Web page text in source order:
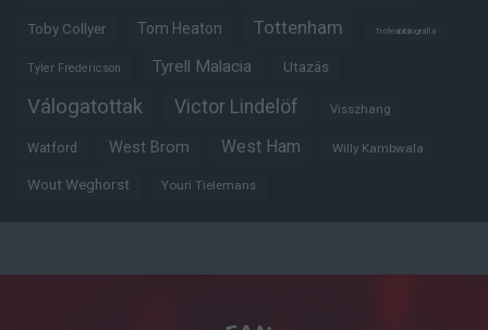
Toby Collyer Tom Heaton Tottenham Trófeabibliográfia
Tyler Fredericson Tyrell Malacia Utazás
Válogatottak Victor Lindelöf Visszhang
Watford West Brom West Ham Willy Kambwala
Wout Weghorst Youri Tielemans